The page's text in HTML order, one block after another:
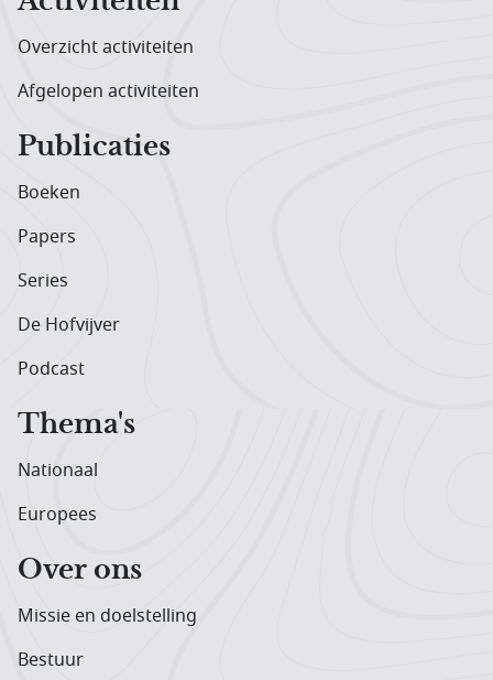
Overzicht activiteiten
Afgelopen activiteiten
Publicaties
Boeken
Papers
Series
De Hofvijver
Podcast
Thema's
Nationaal
Europees
Over ons
Missie en doelstelling
Bestuur